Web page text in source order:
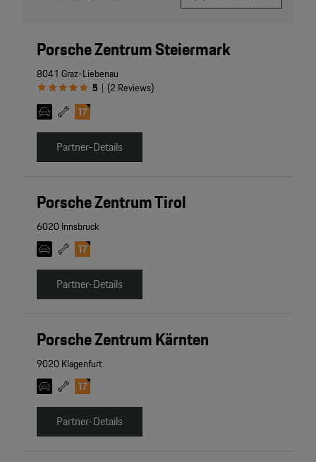
Porsche Zentrum Steiermark
8041 Graz-Liebenau
5 | (2 Reviews)
Partner-Details
Porsche Zentrum Tirol
6020 Innsbruck
Partner-Details
Porsche Zentrum Kärnten
9020 Klagenfurt
Partner-Details